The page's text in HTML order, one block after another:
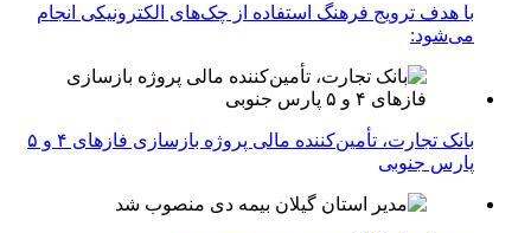
با هدف ترویج فرهنگ استفاده از چک‌های الکترونیکی انجام
می‌شود:
بانک تجارت، تأمین‌کننده مالی پروژه بازسازی فازهای ۴ و ۵
پارس جنوبی